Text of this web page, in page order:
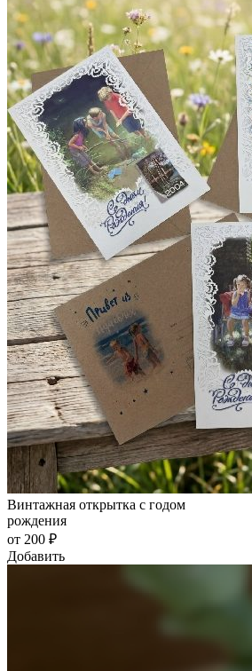
Винтажная открытка с годом
рождения
от 200 ₽
Добавить